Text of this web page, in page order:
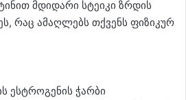
მდიდარი სტეიკი ზრდის
რაც ამაღლებს თქვენს ფიზიკურ
ჭარბი